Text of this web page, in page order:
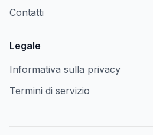
Contatti
Legale
Informativa sulla privacy
Termini di servizio